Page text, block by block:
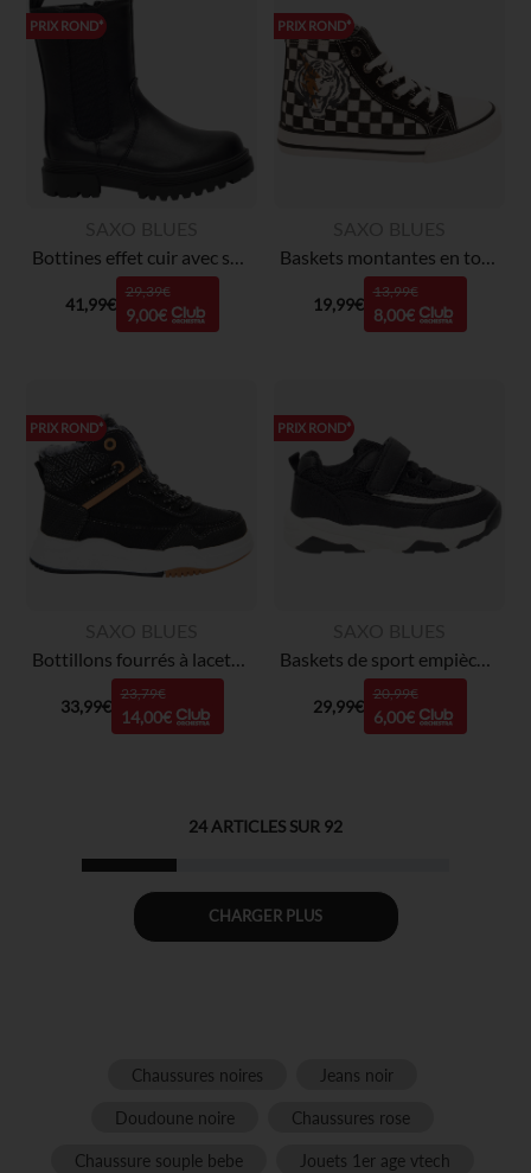
PRIX ROND*
Bottines effet cuir avec semelles chunky fille
41,99€
29,39€
9,00€
PRIX ROND*
Baskets montantes en toile damier avec zip garçon
19,99€
13,99€
8,00€
PRIX ROND*
33,99€
23,79€
14,00€
PRIX ROND*
29,99€
20,99€
6,00€
24 ARTICLES SUR 92
CHARGER PLUS
Chaussures noires
Jeans noir
Doudoune noire
Chaussures rose
Chaussure souple bebe
Jouets 1er age vtech